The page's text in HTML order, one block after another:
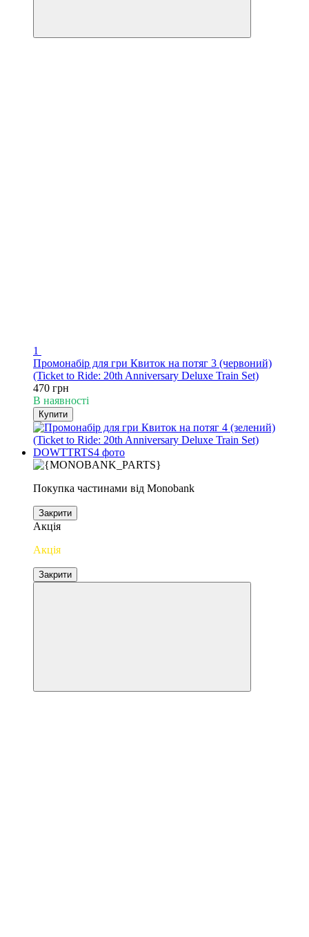
1
Промонабір для гри Квиток на потяг 3 (червоний)
(Ticket to Ride: 20th Anniversary Deluxe Train Set)
470 грн
В наявності
Купити
Покупка частинами від Monobank
Закрити
Акція
Акція
Закрити